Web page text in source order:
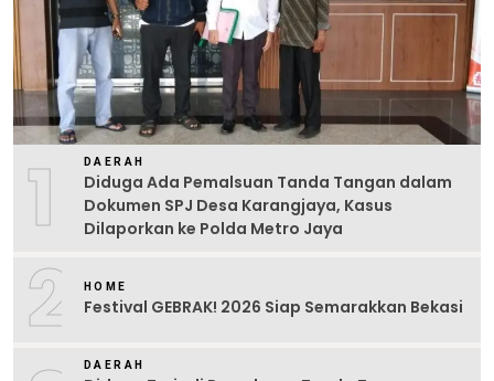
1 DAERAH
Diduga Ada Pemalsuan Tanda Tangan dalam
Dokumen SPJ Desa Karangjaya, Kasus
Dilaporkan ke Polda Metro Jaya
2 HOME
Festival GEBRAK! 2026 Siap Semarakkan Bekasi
DAERAH